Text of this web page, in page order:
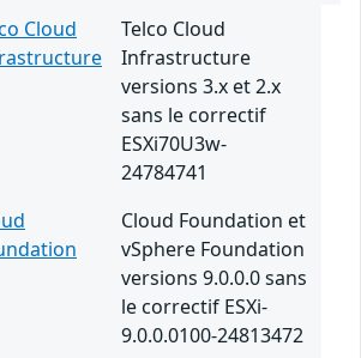
Cloud
Telco Cloud
Infrastructure
versions 3.x et 2.x
sans le correctif
ESXi70U3w-
24784741
Cloud Foundation et
vSphere Foundation
versions 9.0.0.0 sans
le correctif ESXi-
9.0.0.0100-24813472